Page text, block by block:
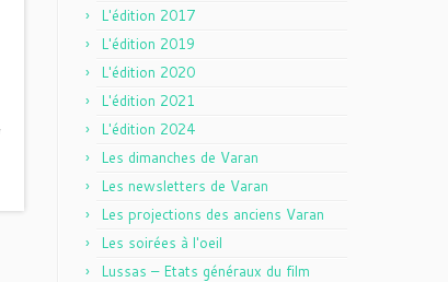
L'édition 2017
L'édition 2019
L'édition 2020
L'édition 2021
L'édition 2024
Les dimanches de Varan
Les newsletters de Varan
Les projections des anciens Varan
Les soirées à l'oeil
Lussas – Etats généraux du film